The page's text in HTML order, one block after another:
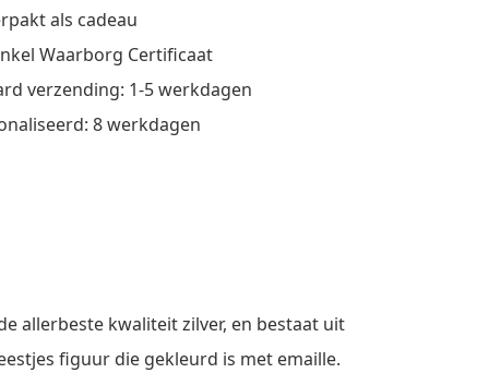
als cadeau
Waarborg Certificaat
verzending: 1-5 werkdagen
8 werkdagen
allerbeste kwaliteit zilver, en bestaat uit
figuur die gekleurd is met emaille.